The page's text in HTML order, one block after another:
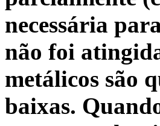
necessária
não foi
metálicos são
baixas.